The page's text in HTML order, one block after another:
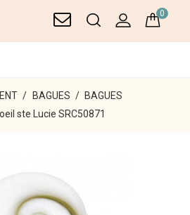
0
BAGUES
BAGUES
ste Lucie SRC50871